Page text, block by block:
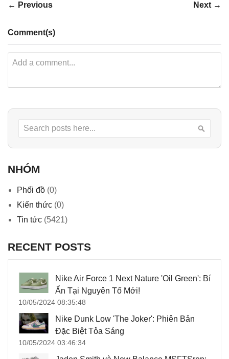
← Previous Next →
Comment(s)
Search
NHÓM
Phối đồ (0)
Kiến thức (0)
Tin tức (5421)
RECENT POSTS
Nike Air Force 1 Next Nature 'Oil Green': Bí
Ẩn Tại Nguyên Tố Mới!
10/05/2024 08:35:48
Nike Dunk Low 'The Joker': Phiên Bản
Đặc Biệt Tỏa Sáng
10/05/2024 03:46:34